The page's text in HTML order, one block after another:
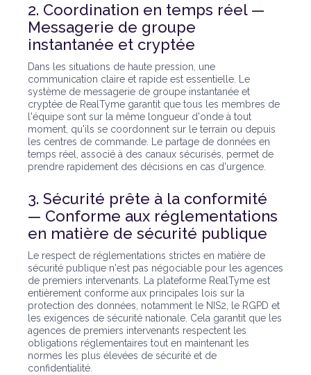
2. Coordination en temps réel —
Messagerie de groupe
instantanée et cryptée
Dans les situations de haute pression, une
communication claire et rapide est essentielle. Le
système de messagerie de groupe instantanée et
cryptée de RealTyme garantit que tous les membres de
l'équipe sont sur la même longueur d'onde à tout
moment, qu'ils se coordonnent sur le terrain ou depuis
les centres de commande. Le partage de données en
temps réel, associé à des canaux sécurisés, permet de
prendre rapidement des décisions en cas d'urgence.
3. Sécurité prête à la conformité
— Conforme aux réglementations
en matière de sécurité publique
Le respect de réglementations strictes en matière de
sécurité publique n'est pas négociable pour les agences
de premiers intervenants. La plateforme RealTyme est
entièrement conforme aux principales lois sur la
protection des données, notamment le NIS2, le RGPD et
les exigences de sécurité nationale. Cela garantit que les
agences de premiers intervenants respectent les
obligations réglementaires tout en maintenant les
normes les plus élevées de sécurité et de
confidentialité.